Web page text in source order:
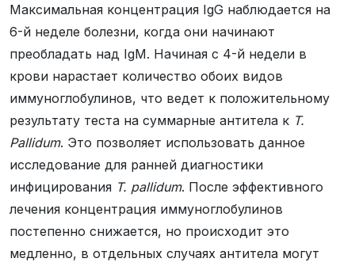
Максимальная концентрация IgG наблюдается на
6-й неделе болезни, когда они начинают
преобладать над IgM. Начиная с 4-й недели в
крови нарастает количество обоих видов
иммуноглобулинов, что ведет к положительному
результату теста на суммарные антитела к T.
Pallidum. Это позволяет использовать данное
исследование для ранней диагностики
инфицирования T. pallidum. После эффективного
лечения концентрация иммуноглобулинов
постепенно снижается, но происходит это
медленно, в отдельных случаях антитела могут